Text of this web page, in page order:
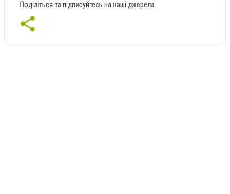
Поділіться та підписуйтесь на наші джерела